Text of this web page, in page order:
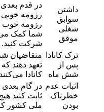
داشتن
سوابق
شغلی
موفق
در قدم بعدی
رزومه خوبی
رزومه خوب
شما کمک
شرکت کنید.
ترک کانادا
پس از
شش ماه
متقاضیان
تعهد دهند
کانادا
اثبات عدم
خطرناک
بودن
در گام بعدی
ثابت کنید
ملی کشور